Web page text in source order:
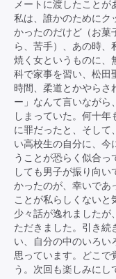
メートに渡したこと
私は、誰かのためにク
かったのだけど（お菓
ら、苦手）、あの時、
焼く女というものに、
科で家事を習い、松田
時間、柔道とかやらさ
ー」なんて言いながら
しまっていた。何十年
に罪だったと、そして
い高校生の自分に、今
うことが恐らく似合っ
しても男子が振り向
かったのが、幸いであ
ことが私らしくない
少々話が逸れましたが
ただきました。引き続
い、自分の中のいろい
思っています。どこで
う。次回も楽しみにし